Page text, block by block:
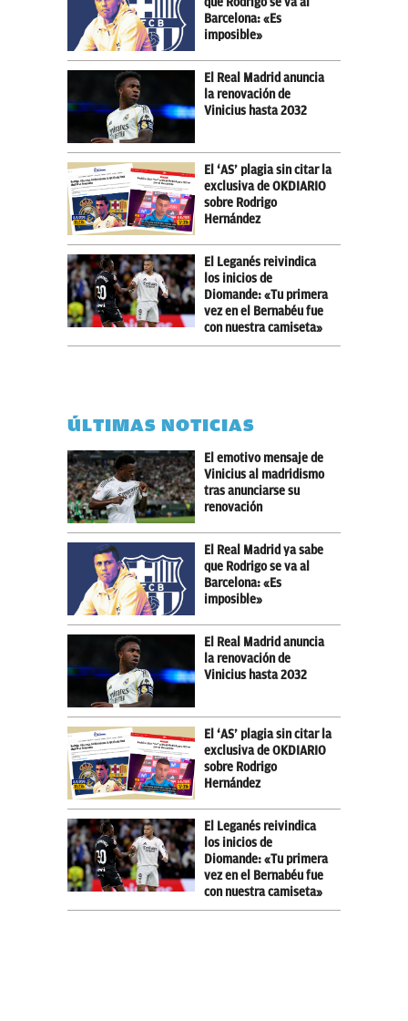
Barcelona: «Es
imposible»
El Real Madrid anuncia
la renovación de
Vinicius hasta 2032
El ‘AS’ plagia sin citar la
exclusiva de OKDIARIO
sobre Rodrigo
Hernández
El Leganés reivindica
los inicios de
Diomande: «Tu primera
vez en el Bernabéu fue
con nuestra camiseta»
ÚLTIMAS NOTICIAS
El emotivo mensaje de
Vinicius al madridismo
tras anunciarse su
renovación
El Real Madrid ya sabe
que Rodrigo se va al
Barcelona: «Es
imposible»
El Real Madrid anuncia
la renovación de
Vinicius hasta 2032
El ‘AS’ plagia sin citar la
exclusiva de OKDIARIO
sobre Rodrigo
Hernández
El Leganés reivindica
los inicios de
Diomande: «Tu primera
vez en el Bernabéu fue
con nuestra camiseta»